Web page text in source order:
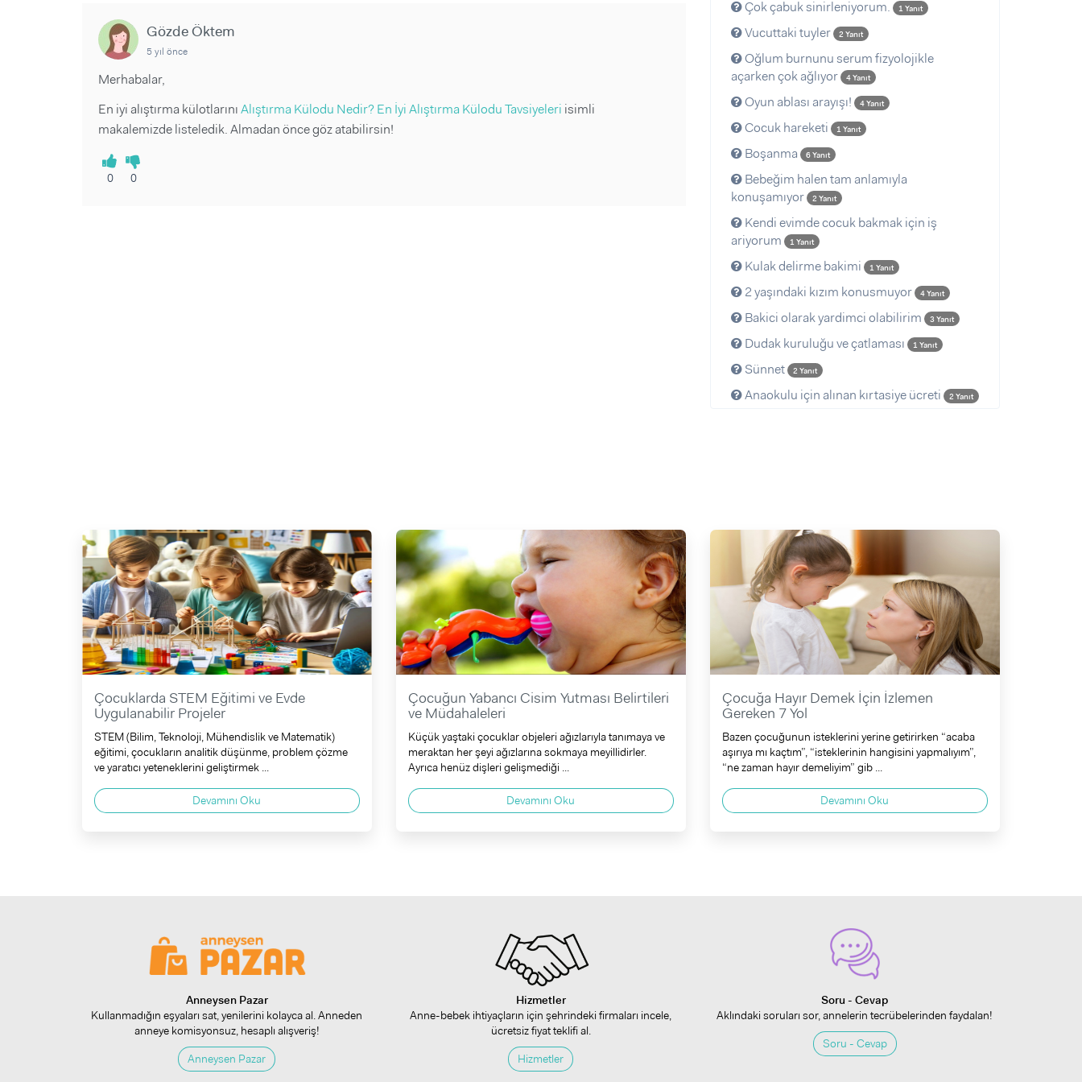
Makaleler
Videolar
Gözde Öktem
5 yıl önce
Merhabalar,
En iyi alıştırma külotlarınıAlıştırma Külodu Nedir? En İyi Alıştırma Külodu Tavsiyeleri isimli
makalemizde listeledik. Almadan önce göz atabilirsin!
0 0
Çok çabuk sinirleniyorum. 1 Yanıt
Vucuttaki tuyler 2 Yanıt
Oğlum burnunu serum fizyolojikle
açarken çok ağlıyor
4 Yanıt
Oyun ablası arayışı! 4 Yanıt
Cocuk hareketi 1 Yanıt
Boşanma 6 Yanıt
Bebeğim halen tam anlamıyla
konuşamıyor
2 Yanıt
Kendi evimde cocuk bakmak için iş
ariyorum
1 Yanıt
Kulak delirme bakimi 1 Yanıt
2 yaşındaki kızım konusmuyor 4 Yanıt
Bakici olarak yardimci olabilirim 3 Yanıt
Dudak kuruluğu ve çatlaması 1 Yanıt
Sünnet 2 Yanıt
Anaokulu için alınan kırtasiye ücreti 2 Yanıt
Çocuklarda STEM Eğitimi ve Evde
Uygulanabilir Projeler
STEM (Bilim, Teknoloji, Mühendislik ve Matematik)
eğitimi, çocukların analitik düşünme, problem çözme
ve yaratıcı yeteneklerini geliştirmek ...
Devamını Oku
Çocuğun Yabancı Cisim Yutması Belirtileri
ve Müdahaleleri
Küçük yaştaki çocuklar objeleri ağızlarıyla tanımaya ve
meraktan her şeyi ağızlarına sokmaya meyillidirler.
Ayrıca henüz dişleri gelişmediği ...
Devamını Oku
Çocuğa Hayır Demek İçin İzlemen
Gereken 7 Yol
Bazen çocuğunun isteklerini yerine getirirken “acaba
aşırıya mı kaçtım”, “isteklerinin hangisini yapmalıyım”,
“ne zaman hayır demeliyim” gib ...
Devamını Oku
Anneysen Pazar
Kullanmadığın eşyaları sat, yenilerini kolayca al. Anneden
anneye komisyonsuz, hesaplı alışveriş!
Anneysen Pazar
Hizmetler
Anne-bebek ihtiyaçların için şehrindeki firmaları incele,
ücretsiz fiyat teklifi al.
Hizmetler
Soru - Cevap
Aklındaki soruları sor, annelerin tecrübelerinden faydalan!
Soru - Cevap